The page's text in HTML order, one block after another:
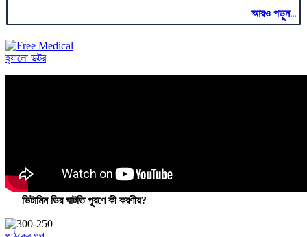
আরও পড়ুন...
হ্যালো ডক্টর
ভিটামিন ডির ঘাটতি পূরণে কী করণীয়?